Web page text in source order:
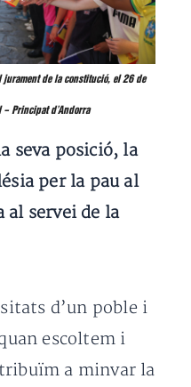
de la constitució, el 26 de
– Principat d’Andorra
seva posició, la
per la pau al
al servei de la
d’un poble i
escoltem i
a minvar la